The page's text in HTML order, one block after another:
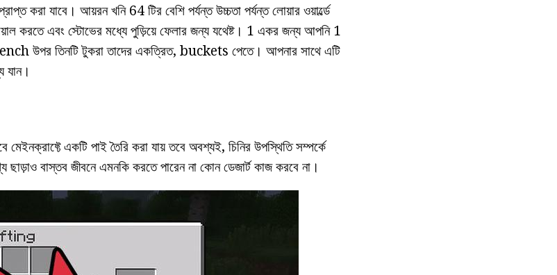
করা যাবে। আয়রন খনি 64 টির বেশি পর্যন্ত উচ্চতা পর্যন্ত লোয়ার ওয়ার্ল্ডে
করতে এবং স্টোভের মধ্যে পুড়িয়ে ফেলার জন্য যথেষ্ট। 1 একর জন্য আপনি 1
উপর তিনটি টুকরা তাদের একত্রিত, buckets পেতে। আপনার সাথে এটি
যান।
মেইনক্রাফ্টে একটি পাই তৈরি করা যায় তবে অবশ্যই, চিনির উপস্থিতি সম্পর্কে
বাস্তব জীবনে এমনকি করতে পারেন না কোন ডেজার্ট কাজ করবে না।